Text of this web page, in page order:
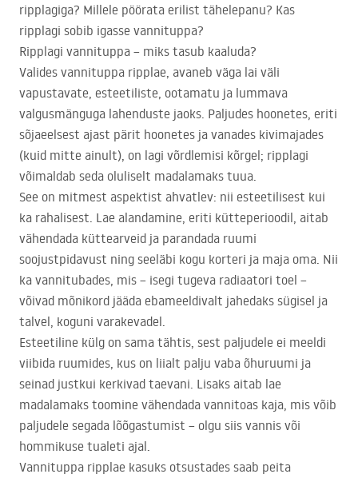
ripplagiga? Millele pöörata erilist tähelepanu? Kas
ripplagi sobib igasse vannituppa?
Ripplagi vannituppa – miks tasub kaaluda?
Valides vannituppa ripplae, avaneb väga lai väli
vapustavate, esteetiliste, ootamatu ja lummava
valgusmänguga lahenduste jaoks. Paljudes hoonetes, eriti
sõjaeelsest ajast pärit hoonetes ja vanades kivimajades
(kuid mitte ainult), on lagi võrdlemisi kõrgel; ripplagi
võimaldab seda oluliselt madalamaks tuua.
See on mitmest aspektist ahvatlev: nii esteetilisest kui
ka rahalisest. Lae alandamine, eriti kütteperioodil, aitab
vähendada küttearveid ja parandada ruumi
soojustpidavust ning seeläbi kogu korteri ja maja oma. Nii
ka vannitubades, mis – isegi tugeva radiaatori toel –
võivad mõnikord jääda ebameeldivalt jahedaks sügisel ja
talvel, koguni varakevadel.
Esteetiline külg on sama tähtis, sest paljudele ei meeldi
viibida ruumides, kus on liialt palju vaba õhuruumi ja
seinad justkui kerkivad taevani. Lisaks aitab lae
madalamaks toomine vähendada vannitoas kaja, mis võib
paljudele segada lõõgastumist – olgu siis vannis või
hommikuse tualeti ajal.
Vannituppa ripplae kasuks otsustades saab peita